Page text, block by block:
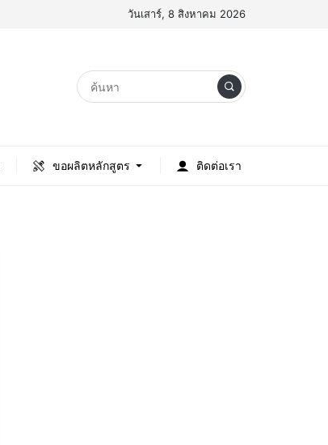
วันเสาร์, 8 สิงหาคม 2026
ขอผลิตหลักสูตร ติดต่อเรา